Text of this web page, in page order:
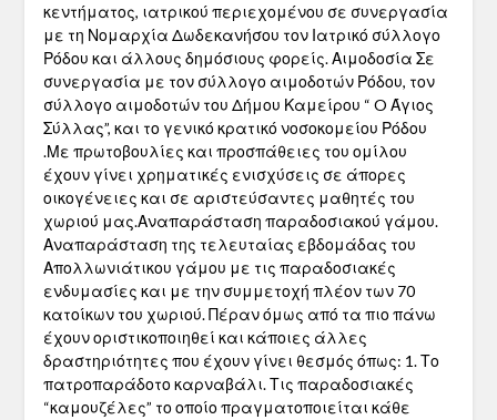
κεντήματος, ιατρικού περιεχομένου σε συνεργασία
με τη Νομαρχία Δωδεκανήσου τον Ιατρικό σύλλογο
Ρόδου και άλλους δημόσιους φορείς. Αιμοδοσία Σε
συνεργασία με τον σύλλογο αιμοδοτών Ρόδου, τον
σύλλογο αιμοδοτών του Δήμου Καμείρου “ O Άγιος
Σύλλας”, και το γενικό κρατικό νοσοκομείου Ρόδου
.Με πρωτοβουλίες και προσπάθειες του ομίλου
έχουν γίνει χρηματικές ενισχύσεις σε άπορες
οικογένειες και σε αριστεύσαντες μαθητές του
χωριού μας.Αναπαράσταση παραδοσιακού γάμου.
Αναπαράσταση της τελευταίας εβδομάδας του
Απολλωνιάτικου γάμου με τις παραδοσιακές
ενδυμασίες και με την συμμετοχή πλέον των 70
κατοίκων του χωριού. Πέραν όμως από τα πιο πάνω
έχουν οριστικοποιηθεί και κάποιες άλλες
δραστηριότητες που έχουν γίνει θεσμός όπως: 1. Το
πατροπαράδοτο καρναβάλι. Τις παραδοσιακές
“καμουζέλες” το οποίο πραγματοποιείται κάθε